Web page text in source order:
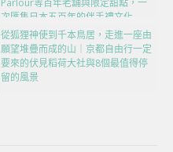
Parlour等百年老舖與限定甜點，一
次匯集日本五百年的伴手禮文化
從狐狸神使到千本鳥居，走進一座由
願望堆疊而成的山｜京都自由行一定
要來的伏見稻荷大社與8個最值得停
留的風景